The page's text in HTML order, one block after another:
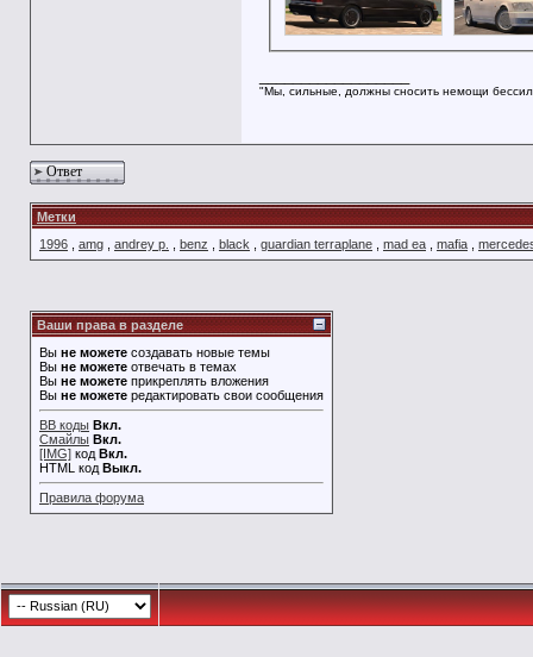
"Мы, сильные, должны сносить немощи
Ответ
Метки
1996
amg andrey p. benz black guardian terraplane mad ea mafia
Ваши права в разделе
Вы не можете создавать новые темы
Вы не можете отвечать в темах
Вы не можете прикреплять вложения
Вы не можете редактировать свои сообщения
BB коды Вкл.
Смайлы Вкл.
[IMG] код Вкл.
HTML код Выкл.
Правила форума